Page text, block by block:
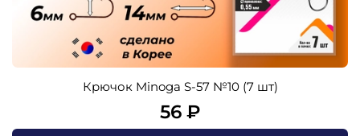
Крючок Minoga S-57 №10 (7 шт)
56 ₽